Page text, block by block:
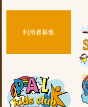
利用者募集